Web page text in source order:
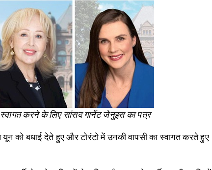
करने के लिए सांसद गार्नेट जेनुइस का पत्र
को बधाई देते हुए और टोरंटो में उनकी वापसी का स्वागत करते हुए